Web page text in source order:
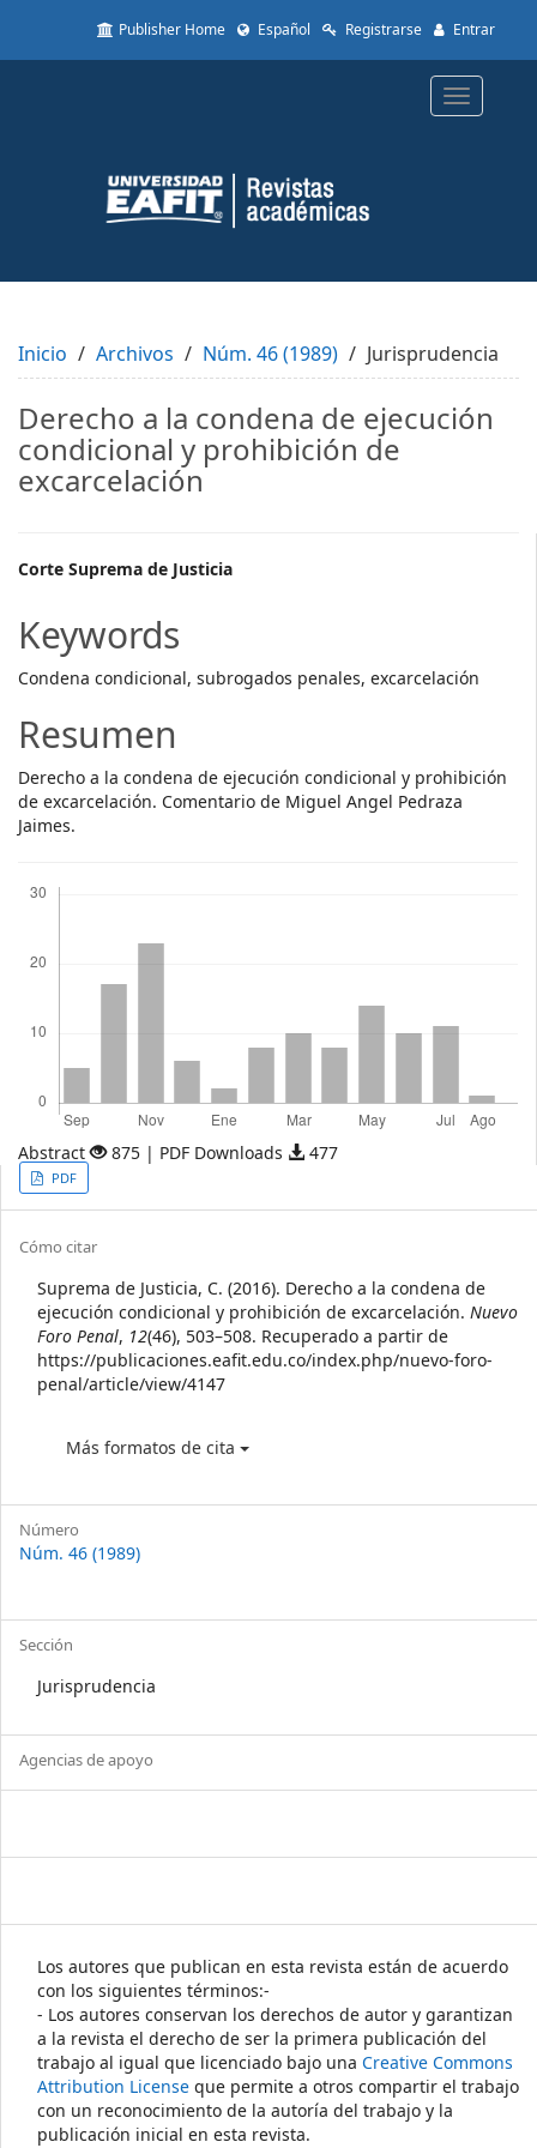
to
Content
Sidebar
Publisher Home Español Registrarse Entrar
Toggle
Inicio Archivos Núm. 46 (1989) Jurisprudencia
Derecho a la condena de ejecución
condicional y prohibición de
excarcelación
Main
Article
Content
Corte Suprema de Justicia
Keywords
Condena condicional, subrogados penales, excarcelación
Resumen
Derecho a la condena de ejecución condicional y prohibición
de excarcelación. Comentario de Miguel Angel Pedraza
Jaimes.
Abstract 875 | PDF Downloads 477
Article
Sidebar
PDF
Article
Details
Cómo citar
Suprema de Justicia, C. (2016). Derecho a la condena de
ejecución condicional y prohibición de excarcelación. Nuevo
Foro Penal, 12(46), 503–508. Recuperado a partir de
https://publicaciones.eafit.edu.co/index.php/nuevo-foro-
penal/article/view/4147
Más formatos de cita
Número
Núm. 46 (1989)
Sección
Jurisprudencia
Agencias de apoyo
Los autores que publican en esta revista están de acuerdo
con los siguientes términos:-
- Los autores conservan los derechos de autor y garantizan
a la revista el derecho de ser la primera publicación del
trabajo al igual que licenciado bajo una Creative Commons
Attribution License que permite a otros compartir el trabajo
con un reconocimiento de la autoría del trabajo y la
publicación inicial en esta revista.